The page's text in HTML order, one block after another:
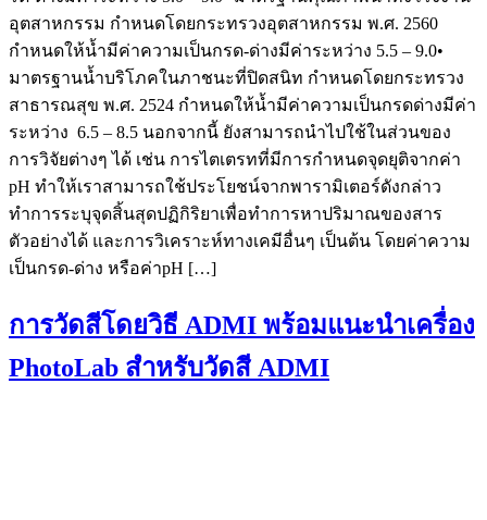
อุตสาหกรรม กำหนดโดยกระทรวงอุตสาหกรรม พ.ศ. 2560
กำหนดให้น้ำมีค่าความเป็นกรด-ด่างมีค่าระหว่าง 5.5 – 9.0•
มาตรฐานน้ำบริโภคในภาชนะที่ปิดสนิท กำหนดโดยกระทรวง
สาธารณสุข พ.ศ. 2524 กำหนดให้น้ำมีค่าความเป็นกรดด่างมีค่า
ระหว่าง 6.5 – 8.5 นอกจากนี้ ยังสามารถนำไปใช้ในส่วนของ
การวิจัยต่างๆ ได้ เช่น การไตเตรทที่มีการกำหนดจุดยุติจากค่า
pH ทำให้เราสามารถใช้ประโยชน์จากพารามิเตอร์ดังกล่าว
ทำการระบุจุดสิ้นสุดปฏิกิริยาเพื่อทำการหาปริมาณของสาร
ตัวอย่างได้ และการวิเคราะห์ทางเคมีอื่นๆ เป็นต้น โดยค่าความ
เป็นกรด-ด่าง หรือค่าpH […]
การวัดสีโดยวิธี ADMI พร้อมแนะนำเครื่อง
PhotoLab สำหรับวัดสี ADMI